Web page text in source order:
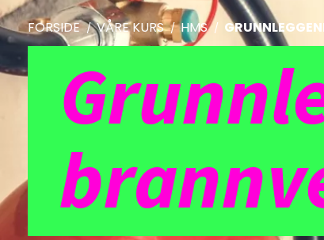
FORSIDE VÅRE KURS HMS